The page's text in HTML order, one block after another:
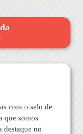
com o selo de
que somos
destaque no